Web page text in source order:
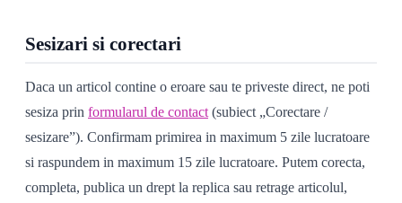
Sesizari si corectari
Daca un articol contine o eroare sau te priveste direct, ne poti
sesiza prin formularul de contact (subiect „Corectare /
sesizare”). Confirmam primirea in maximum 5 zile lucratoare
si raspundem in maximum 15 zile lucratoare. Putem corecta,
completa, publica un drept la replica sau retrage articolul,